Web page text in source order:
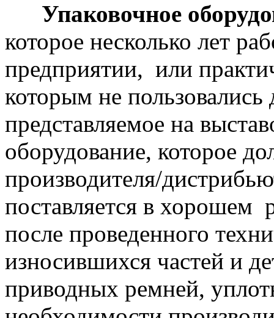
Упаковочное
которое несколько лет
предприятии, или
которым не
представляемое на
оборудование, которое
производителя/
поставляется в хорошем
после проведенного
износившихся частей и
приводных ремней,